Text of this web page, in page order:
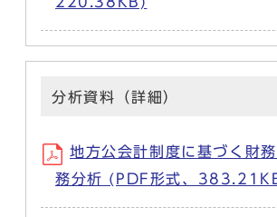
分析資料（詳細）
地方公会計制度に基づく財
務分析 (PDF形式、